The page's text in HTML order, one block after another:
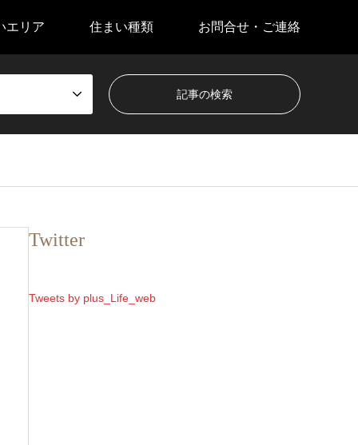
エリア 住まい種類 お問合せ・ご連絡
Twitter
Tweets by plus_Life_web